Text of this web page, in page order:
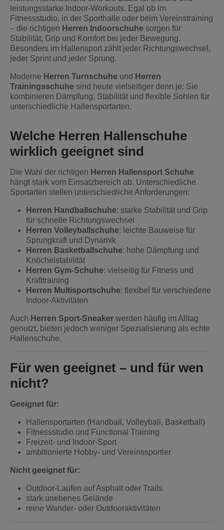
leistungsstarke Indoor-Workouts. Egal ob im
Fitnessstudio, in der Sporthalle oder beim Vereinstraining
– die richtigen Herren Indoorschuhe sorgen für
Stabilität, Grip und Komfort bei jeder Bewegung.
Besonders im Hallensport zählt jeder Richtungswechsel,
jeder Sprint und jeder Sprung.
Moderne Herren Turnschuhe und Herren
Trainingsschuhe sind heute vielseitiger denn je: Sie
kombinieren Dämpfung, Stabilität und flexible Sohlen für
unterschiedliche Hallensportarten.
Welche Herren Hallenschuhe
wirklich geeignet sind
Die Wahl der richtigen Herren Hallensport Schuhe
hängt stark vom Einsatzbereich ab. Unterschiedliche
Sportarten stellen unterschiedliche Anforderungen:
Herren Handballschuhe: starke Stabilität und Grip
für schnelle Richtungswechsel
Herren Volleyballschuhe: leichte Bauweise für
Sprungkraft und Dynamik
Herren Basketballschuhe: hohe Dämpfung und
Knöchelstabilität
Herren Gym-Schuhe: vielseitig für Fitness und
Krafttraining
Herren Multisportschuhe: flexibel für verschiedene
Indoor-Aktivitäten
Auch Herren Sport-Sneaker werden häufig im Alltag
genutzt, bieten jedoch weniger Spezialisierung als echte
Hallenschuhe.
Für wen geeignet – und für wen
nicht?
Geeignet für:
Hallensportarten (Handball, Volleyball, Basketball)
Fitnessstudio und Functional Training
Freizeit- und Indoor-Sport
ambitionierte Hobby- und Vereinssportler
Nicht geeignet für:
Outdoor-Laufen auf Asphalt oder Trails
stark unebenes Gelände
reine Wander- oder Outdooraktivitäten